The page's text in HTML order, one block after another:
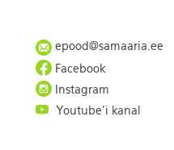
epood@samaaria.ee
Facebook
Instagram
Youtube'i kanal